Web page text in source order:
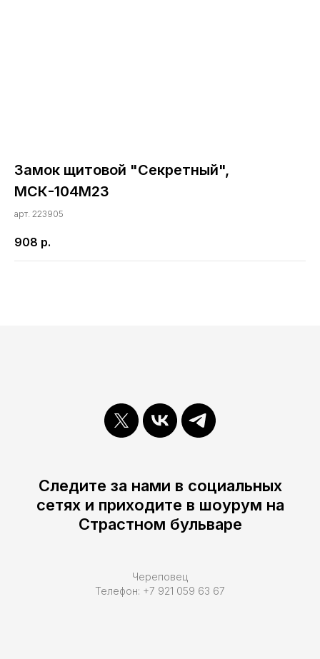
Замок щитовой "Секретный",
МСК-104М23
арт. 223905
908 р.
Следите за нами в социальных
сетях и приходите в шоурум на
Страстном бульваре
Череповец
Телефон: +7 921 059 63 67